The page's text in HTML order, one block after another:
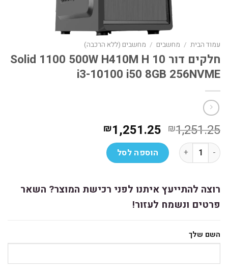
עמוד הבית / מחשבים / מחשבים (ללא הרכבה)
חלקים דור 10 Solid 1100 500W H410M H
i3-10100 i50 8GB 256NVME
₪1,251.25 המחיר
המקורי
היה:
₪1,251.25.
₪1,251.25 המחיר
הנוכחי
הוא: כמות של חלקים דור 10 Solid 1100 500W H410M H i3-10100 i50 8GB 256NVME הוספה לסל
רוצה להתייעץ איתנו לפני רכישת המוצר? השאר
פרטים ונשמח לעזור!
השם שלך